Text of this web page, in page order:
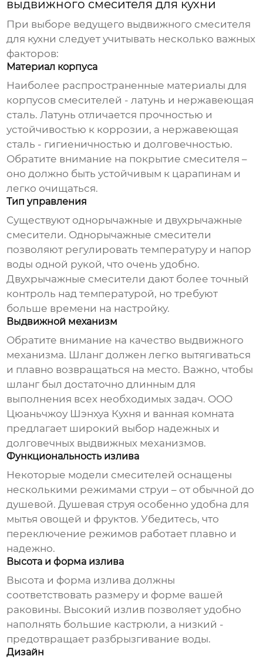
выдвижного смесителя для кухни
При выборе ведущего выдвижного смесителя
для кухни следует учитывать несколько важных
факторов:
Материал корпуса
Наиболее распространенные материалы для
корпусов смесителей - латунь и нержавеющая
сталь. Латунь отличается прочностью и
устойчивостью к коррозии, а нержавеющая
сталь - гигиеничностью и долговечностью.
Обратите внимание на покрытие смесителя –
оно должно быть устойчивым к царапинам и
легко очищаться.
Тип управления
Существуют однорычажные и двухрычажные
смесители. Однорычажные смесители
позволяют регулировать температуру и напор
воды одной рукой, что очень удобно.
Двухрычажные смесители дают более точный
контроль над температурой, но требуют
больше времени на настройку.
Выдвижной механизм
Обратите внимание на качество выдвижного
механизма. Шланг должен легко вытягиваться
и плавно возвращаться на место. Важно, чтобы
шланг был достаточно длинным для
выполнения всех необходимых задач. ООО
Цюаньчжоу Шэнхуа Кухня и ванная комната
предлагает широкий выбор надежных и
долговечных выдвижных механизмов.
Функциональность излива
Некоторые модели смесителей оснащены
несколькими режимами струи – от обычной до
душевой. Душевая струя особенно удобна для
мытья овощей и фруктов. Убедитесь, что
переключение режимов работает плавно и
надежно.
Высота и форма излива
Высота и форма излива должны
соответствовать размеру и форме вашей
раковины. Высокий излив позволяет удобно
наполнять большие кастрюли, а низкий -
предотвращает разбрызгивание воды.
Дизайн